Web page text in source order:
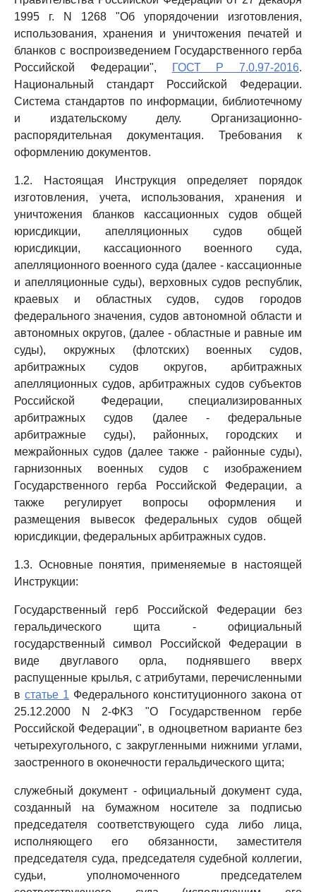
1995 г. N 1268 "Об упорядочении изготовления,
использования, хранения и уничтожения печатей и
бланков с воспроизведением Государственного герба
Российской Федерации",
ГОСТ Р 7.0.97-2016.
Национальный стандарт Российской Федерации.
Система стандартов по информации, библиотечному
и издательскому делу. Организационно-
распорядительная документация. Требования к
оформлению документов.
1.2. Настоящая Инструкция определяет порядок
изготовления, учета, использования, хранения и
уничтожения бланков кассационных судов общей
юрисдикции, апелляционных судов общей
юрисдикции, кассационного военного суда,
апелляционного военного суда (далее - кассационные
и апелляционные суды), верховных судов республик,
краевых и областных судов, судов городов
федерального значения, судов автономной области и
автономных округов, (далее - областные и равные им
суды), окружных (флотских) военных судов,
арбитражных судов округов, арбитражных
апелляционных судов, арбитражных судов субъектов
Российской Федерации, специализированных
арбитражных судов (далее - федеральные
арбитражные суды), районных, городских и
межрайонных судов (далее также - районные суды),
гарнизонных военных судов с изображением
Государственного герба Российской Федерации, а
также регулирует вопросы оформления и
размещения вывесок федеральных судов общей
юрисдикции, федеральных арбитражных судов.
1.3. Основные понятия, применяемые в настоящей
Инструкции:
Государственный герб Российской Федерации без
геральдического щита - официальный
государственный символ Российской Федерации в
виде двуглавого орла, поднявшего вверх
распущенные крылья, с атрибутами, перечисленными
в статье 1 Федерального конституционного закона от
25.12.2000 N 2-ФКЗ "О Государственном гербе
Российской Федерации", в одноцветном варианте без
четырехугольного, с закругленными нижними углами,
заостренного в оконечности геральдического щита;
служебный документ - официальный документ суда,
созданный на бумажном носителе за подписью
председателя соответствующего суда либо лица,
исполняющего его обязанности, заместителя
председателя суда, председателя судебной коллегии,
судьи, уполномоченного председателем